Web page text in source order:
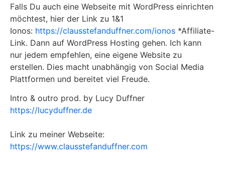
Falls Du auch eine Webseite mit WordPress einrichten
möchtest, hier der Link zu 1&1
Ionos: https://clausstefanduffner.com/ionos *Affiliate-
Link. Dann auf WordPress Hosting gehen. Ich kann
nur jedem empfehlen, eine eigene Website zu
erstellen. Dies macht unabhängig von Social Media
Plattformen und bereitet viel Freude.
Intro & outro prod. by Lucy Duffner
https://lucyduffner.de
Link zu meiner Webseite:
https://www.clausstefanduffner.com